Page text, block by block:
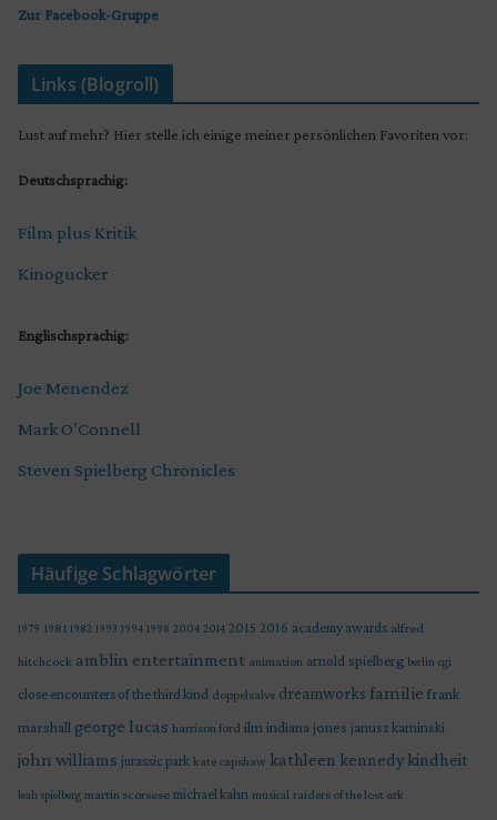
Zur Facebook-Gruppe
Links (Blogroll)
Lust auf mehr? Hier stelle ich einige meiner persönlichen Favoriten vor:
Deutschsprachig:
Film plus Kritik
Kinogucker
Englischsprachig:
Joe Menendez
Mark O’Connell
Steven Spielberg Chronicles
Häufige Schlagwörter
1979 1981 1982 1993 1994 1998 2004 2014 2015 2016 academy awards alfred
hitchcock amblin entertainment animation arnold spielberg berlin cgi
close encounters of the third kind doppelsalve dreamworks familie frank
marshall george lucas harrison ford ilm indiana jones janusz kaminski
john williams jurassic park kate capshaw kathleen kennedy kindheit
leah spielberg martin scorsese michael kahn musical raiders of the lost ark